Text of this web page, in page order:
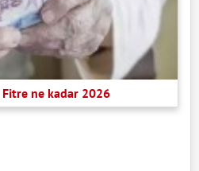
ne kadar 2026